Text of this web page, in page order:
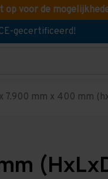
op voor de
gecertificeerd!
mm x 400 mm